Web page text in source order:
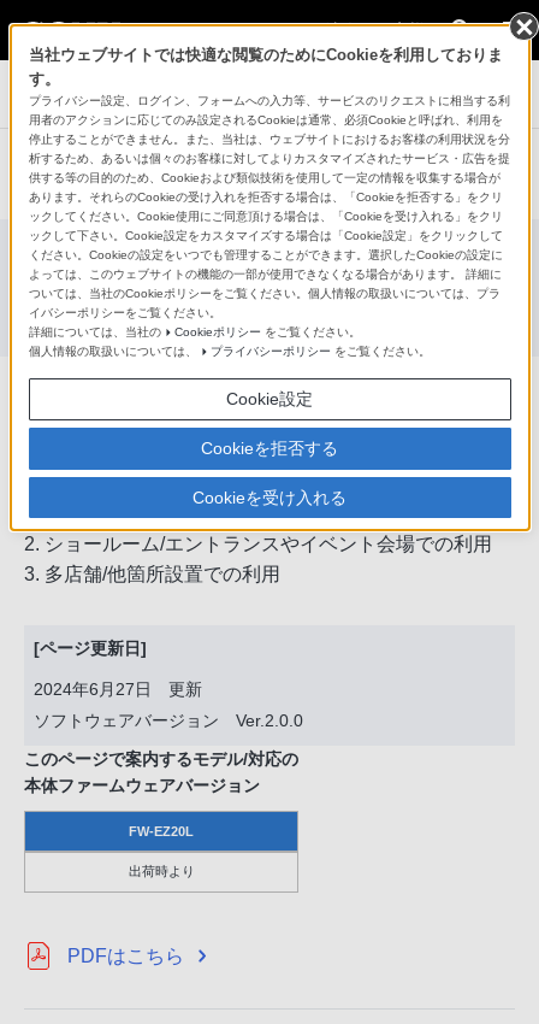
法人のお客様
業務用ディスプレイ・テレビ[法人向け] ブラビア
法人向け機能・アプリケーションへ戻る
おすすめ設定
BRAVIA Signage Free（BSF）
スタンドアロン型サイネージを手間なくすぐに運用開始
1. 店舗/店頭のサイネージ利用
2. ショールーム/エントランスやイベント会場での利用
3. 多店舗/他箇所設置での利用
[ページ更新日]
2024年6月27日 更新
ソフトウェアバージョン Ver.2.0.0
このページで案内するモデル/対応の
本体ファームウェアバージョン
FW-EZ20L
出荷時より
PDFはこちら
当社ウェブサイトでは快適な閲覧のためにCookieを利用しておりま
す。
プライバシー設定、ログイン、フォームへの入力等、サービスのリクエストに相当する利
用者のアクションに応じてのみ設定されるCookieは通常、必須Cookieと呼ばれ、利用を
停止することができません。また、当社は、ウェブサイトにおけるお客様の利用状況を分
析するため、あるいは個々のお客様に対してよりカスタマイズされたサービス・広告を提
供する等の目的のため、Cookieおよび類似技術を使用して一定の情報を収集する場合が
あります。それらのCookieの受け入れを拒否する場合は、「Cookieを拒否する」をクリ
ックしてください。Cookie使用にご同意頂ける場合は、「Cookieを受け入れる」をクリ
ックして下さい。Cookie設定をカスタマイズする場合は「Cookie設定」をクリックして
ください。Cookieの設定をいつでも管理することができます。選択したCookieの設定に
よっては、このウェブサイトの機能の一部が使用できなくなる場合があります。 詳細に
ついては、当社のCookieポリシーをご覧ください。個人情報の取扱いについては、プラ
イバシーポリシーをご覧ください。
詳細については、当社の
Cookieポリシー をご覧ください。
個人情報の取扱いについては、
プライバシーポリシー をご覧ください。
Cookie設定
Cookieを拒否する
Cookieを受け入れる